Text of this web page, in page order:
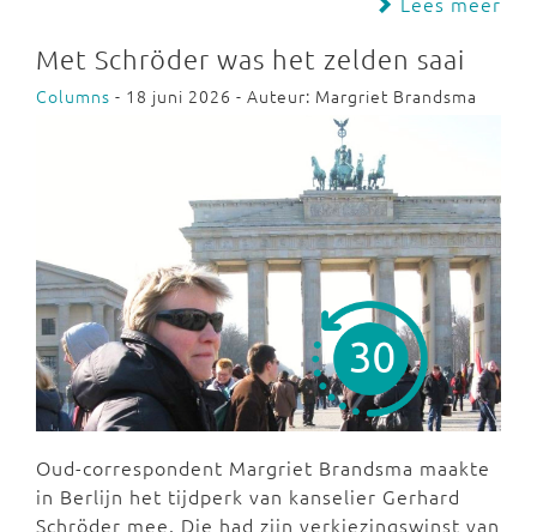
Met Schröder was het zelden saai
Columns - 18 juni 2026 - Auteur: Margriet Brandsma
Oud-correspondent Margriet Brandsma maakte
in Berlijn het tijdperk van kanselier Gerhard
Schröder mee. Die had zijn verkiezingswinst van